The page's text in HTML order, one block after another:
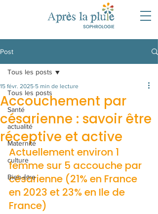
Post
Tous les posts
Santé
actualité
Maternité
culture
Bien-être
Tous les posts
Accouchement par
césarienne : savoir être
réceptive et active
15 févr. 2025 5 min de lecture
Actuellement environ 1
femme sur 5 accouche par
césarienne (21% en France
en 2023 et 23% en Ile de
France)